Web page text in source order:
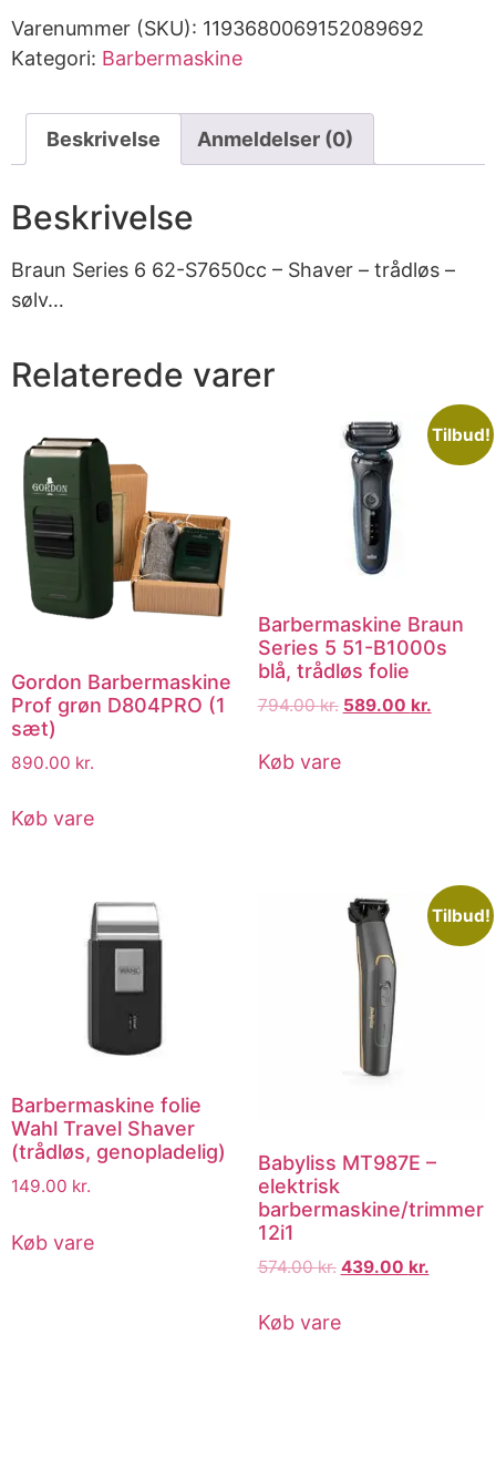
Varenummer (SKU): 1193680069152089692
Kategori: Barbermaskine
Beskrivelse Anmeldelser (0)
Beskrivelse
Braun Series 6 62-S7650cc – Shaver – trådløs –
sølv…
Relaterede varer
Gordon Barbermaskine
Prof grøn D804PRO (1
sæt)
890.00 kr.
Køb vare
Tilbud!
Barbermaskine Braun
Series 5 51-B1000s
blå, trådløs folie
794.00kr. 589.00 kr.
Køb vare
Barbermaskine folie
Wahl Travel Shaver
(trådløs, genopladelig)
149.00 kr.
Køb vare
Tilbud!
Babyliss MT987E –
elektrisk
barbermaskine/trimmer
12i1
574.00kr. 439.00 kr.
Køb vare